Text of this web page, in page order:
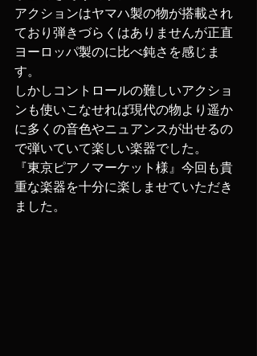
アクションはヤマハ製の物が搭載され
ており弾きづらくはありませんが正直
ヨーロッパ製のに比べ鈍さを感じま
す。
しかしコントロールの難しいアクショ
ンも使いこなせれば現代の物より遥か
に多くの音色やニュアンスが出せるの
で弾いていて楽しい楽器でした。
『東京ピアノマーケット様』今回も貴
重な楽器を十分に楽しませていただき
ました。